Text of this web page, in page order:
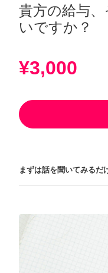
貴方の給与
いですか？
¥3,000
まずは話を聞いてみるだ